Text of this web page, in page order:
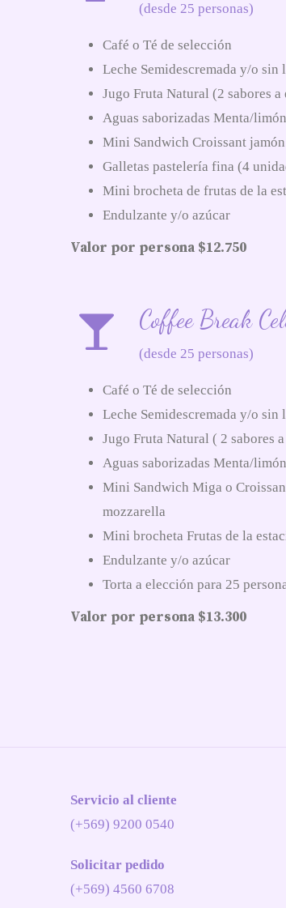
(desde 25 personas)
Café o Té de selección
Leche Semidescremada y/o sin
Jugo Fruta Natural (2 sabores
Aguas saborizadas Menta/
Mini Sandwich Croissant
Galletas pastelería fina (4
Mini brocheta de frutas de la
Endulzante y/o azúcar
Valor por persona $12.750
Coffee Break
(desde 25 personas)
Café o Té de selección
Leche Semidescremada y/o sin
Jugo Fruta Natural ( 2 sabores
Aguas saborizadas Menta/
Mini Sandwich Miga o
mozzarella
Mini brocheta Frutas de la
Endulzante y/o azúcar
Torta a elección para 25
Valor por persona $13.300
Servicio al cliente
(+569) 9200 0540
Solicitar pedido
(+569) 4560 6708